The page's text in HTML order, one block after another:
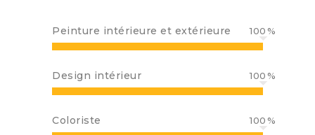
Peinture intérieure et extérieure 100
Design intérieur 100
Coloriste 100